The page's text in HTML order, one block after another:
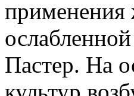
применения
Пастер. На